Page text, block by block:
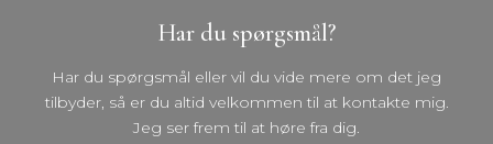
Har du spørgsmål?
Har du spørgsmål eller vil du vide mere om det jeg
tilbyder, så er du altid velkommen til at kontakte mig.
Jeg ser frem til at høre fra dig.